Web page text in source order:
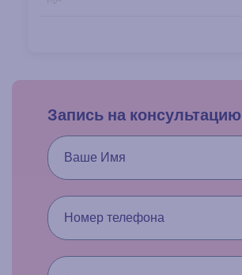
Запись на консультацию